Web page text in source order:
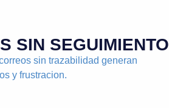
SIN SEGUIMIENTO
sin trazabilidad generan
y frustracion.